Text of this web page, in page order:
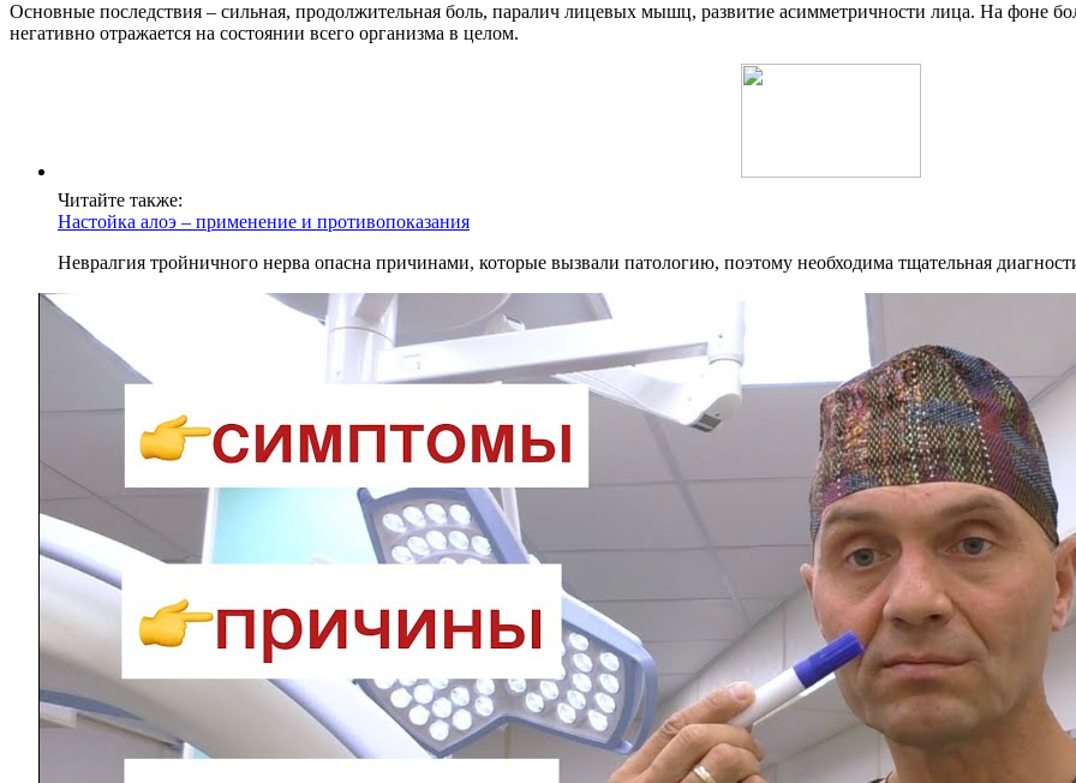
Основные последствия – сильная, продолжительная боль, паралич лицевых мышц, развитие асимметричности лица. На фоне
негативно отражается на состоянии всего организма в целом.
Читайте также:
Настойка алоэ – применение и противопоказания
Невралгия тройничного нерва опасна причинами, которые вызвали патологию, поэтому необходима тщательная